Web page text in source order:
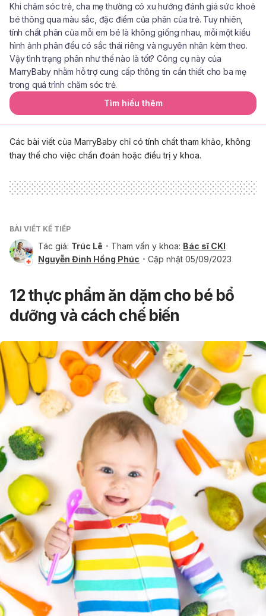
Khi chăm sóc trẻ, cha mẹ thường có xu hướng đánh giá sức khoẻ
bé thông qua màu sắc, đặc điểm của phân của trẻ. Tuy nhiên,
tính chất phân của mỗi em bé là không giống nhau, mỗi một kiểu
hình ảnh phân đều có sắc thái riêng và nguyên nhân kèm theo.
Vậy tình trạng phân như thế nào là tốt? Công cụ này của
MarryBaby nhằm hỗ trợ cung cấp thông tin cần thiết cho ba mẹ
trong quá trình chăm sóc trẻ.
Tìm hiểu thêm
Các bài viết của MarryBaby chỉ có tính chất tham khảo, không
thay thế cho việc chẩn đoán hoặc điều trị y khoa.
BÀI VIẾT KẾ TIẾP
Tác giả: Trúc Lê Tham vấn y khoa: Bác sĩ CKI
Nguyễn Đinh Hồng Phúc
Cập nhật 05/09/2023
12 thực phẩm ăn dặm cho bé bổ
dưỡng và cách chế biến